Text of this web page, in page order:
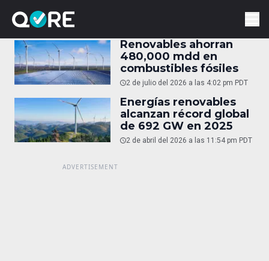
Renovables ahorran
480,000 mdd en
combustibles fósiles
2 de julio del 2026 a las 4:02 pm PDT
Energías renovables
alcanzan récord global
de 692 GW en 2025
2 de abril del 2026 a las 11:54 pm PDT